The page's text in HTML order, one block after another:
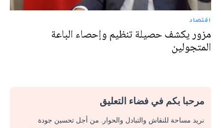
اقتصاد
مزور يكشف حصيلة تنظيم وإحصاء الباعة
المتجولين
مرحبا بكم في فضاء التعليق
نريد مساحة للنقاش والتبادل والحوار. من أجل تحسين جودة